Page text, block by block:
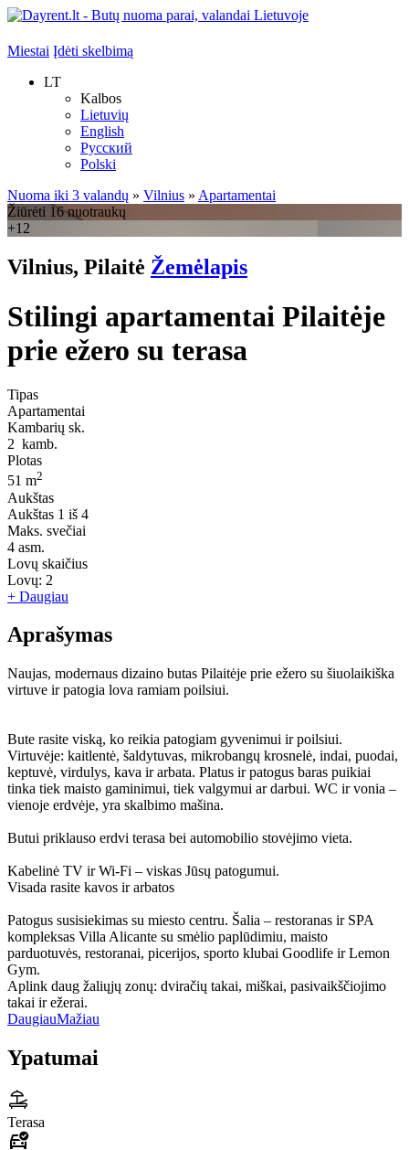
Miestai Įdėti skelbimą
LT
Kalbos
Lietuvių
English
Русский
Polski
Nuoma iki 3 valandų » Vilnius » Apartamentai
Žiūrėti 16 nuotraukų
+12
Vilnius, Pilaitė Žemėlapis
Stilingi apartamentai Pilaitėje
prie ežero su terasa
Tipas
Apartamentai
Kambarių sk.
2 kamb.
Plotas
51 m2
Aukštas
Aukštas 1 iš 4
Maks. svečiai
4 asm.
Lovų skaičius
Lovų: 2
+ Daugiau
Aprašymas
Naujas, modernaus dizaino butas Pilaitėje prie ežero su šiuolaikiška
virtuve ir patogia lova ramiam poilsiui.
Bute rasite viską, ko reikia patogiam gyvenimui ir poilsiui.
Virtuvėje: kaitlentė, šaldytuvas, mikrobangų krosnelė, indai, puodai,
keptuvė, virdulys, kava ir arbata. Platus ir patogus baras puikiai
tinka tiek maisto gaminimui, tiek valgymui ar darbui. WC ir vonia –
vienoje erdvėje, yra skalbimo mašina.
Butui priklauso erdvi terasa bei automobilio stovėjimo vieta.
Kabelinė TV ir Wi-Fi – viskas Jūsų patogumui.
Visada rasite kavos ir arbatos
Patogus susisiekimas su miesto centru. Šalia – restoranas ir SPA
kompleksas Villa Alicante su smėlio paplūdimiu, maisto
parduotuvės, restoranai, picerijos, sporto klubai Goodlife ir Lemon
Gym.
Aplink daug žaliųjų zonų: dviračių takai, miškai, pasivaikščiojimo
takai ir ežerai.
DaugiauMažiau
Ypatumai
Terasa